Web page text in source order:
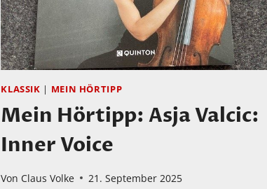
KLASSIK | MEIN HÖRTIPP
Mein Hörtipp: Asja Valcic:
Inner Voice
Von Claus Volke 21. September 2025